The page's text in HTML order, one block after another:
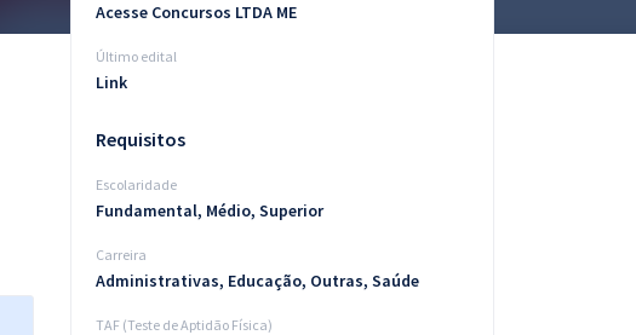
Acesse Concursos LTDA ME
Último edital
Link
Requisitos
Escolaridade
Fundamental, Médio, Superior
Carreira
Administrativas, Educação, Outras, Saúde
TAF (Teste de Aptidão Física)